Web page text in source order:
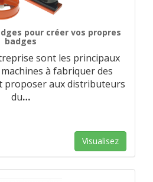
pour créer vos propres
badges
sont les principaux
à fabriquer des
proposer aux distributeurs
du…
Visualisez